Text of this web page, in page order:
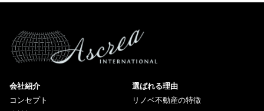
会社紹介
コンセプト
選ばれる理由
リノベ不動産の特徴